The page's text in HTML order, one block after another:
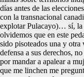
días antes de las
con la transnacional
explotar Pulacayo)… sí, la
olvidemos que en este
sido pisoteados una y otra
defensa a sus derechos,
por mandar a apalear a
que me linchen me